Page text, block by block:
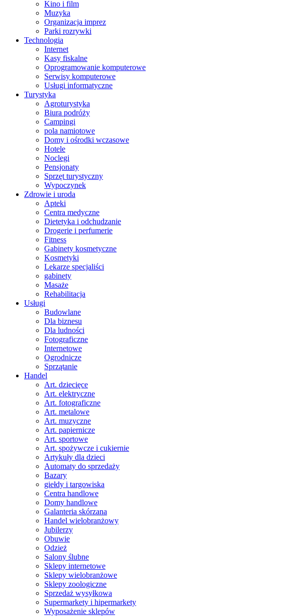
Kino i film
Muzyka
Organizacja imprez
Parki rozrywki
Technologia
Internet
Kasy fiskalne
Oprogramowanie komputerowe
Serwisy komputerowe
Usługi informatyczne
Turystyka
Agroturystyka
Biura podróży
Campingi
pola namiotowe
Domy i ośrodki wczasowe
Hotele
Noclegi
Pensjonaty
Sprzęt turystyczny
Wypoczynek
Zdrowie i uroda
Apteki
Centra medyczne
Dietetyka i odchudzanie
Drogerie i perfumerie
Fitness
Gabinety kosmetyczne
Kosmetyki
Lekarze specjaliści
gabinety
Masaże
Rehabilitacja
Usługi
Budowlane
Dla biznesu
Dla ludności
Fotograficzne
Internetowe
Ogrodnicze
Sprzątanie
Handel
Art. dziecięce
Art. elektryczne
Art. fotograficzne
Art. metalowe
Art. muzyczne
Art. papiernicze
Art. sportowe
Art. spożywcze i cukiernie
Artykuły dla dzieci
Automaty do sprzedaży
Bazary
giełdy i targowiska
Centra handlowe
Domy handlowe
Galanteria skórzana
Handel wielobranżowy
Jubilerzy
Obuwie
Odzież
Salony ślubne
Sklepy internetowe
Sklepy wielobranżowe
Sklepy zoologiczne
Sprzedaż wysyłkowa
Supermarkety i hipermarkety
Wyposażenie sklepów